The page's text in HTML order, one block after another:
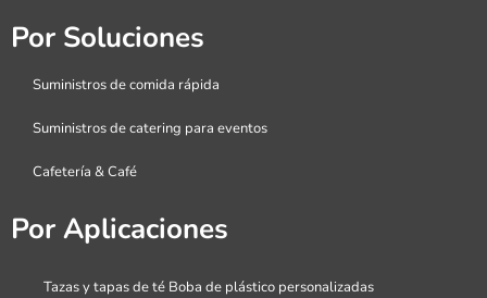
Por Soluciones
Suministros de comida rápida
Suministros de catering para eventos
Cafetería & Café
Por Aplicaciones
Tazas y tapas de té Boba de plástico personalizadas